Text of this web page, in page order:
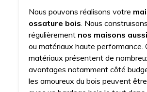
Nous pouvons réalisons votre
ossature bois. Nous
régulièrement nos maisons
ou matériaux haute performance.
matériaux présentent de
avantages notamment côté
les amoureux du bois peuvent